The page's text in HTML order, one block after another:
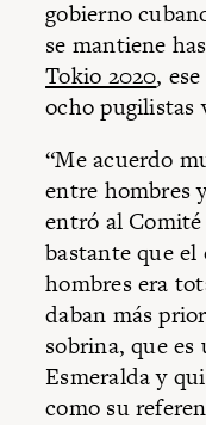
gobierno
se mantiene
Tokio 2020,
ocho pugilistas
“Me acuerdo
entre hombres
entró al
bastante que
hombres era
daban más
sobrina, que
Esmeralda y
como su